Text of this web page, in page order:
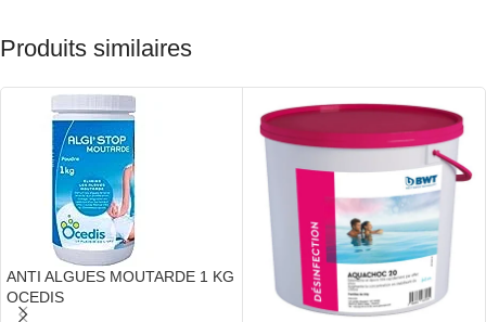
Produits similaires
ANTI ALGUES MOUTARDE 1 KG
OCEDIS